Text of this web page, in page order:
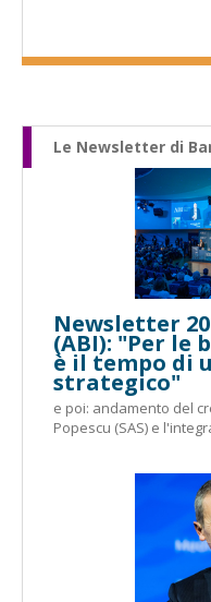
Le Newsletter di
Newsletter
(ABI): "Per le
è il tempo di
strategico"
e poi: andamento del
Popescu (SAS) e